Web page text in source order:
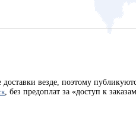
везде, поэтому
, без предоплат за «доступ к